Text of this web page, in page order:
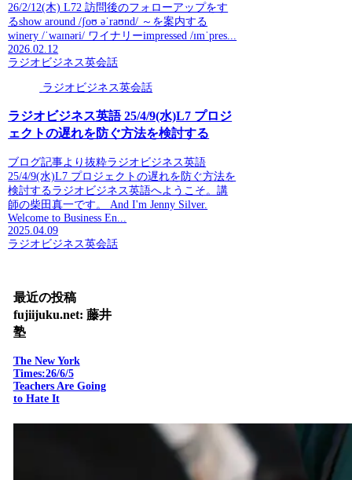
26/2/12(木) L72 訪問後のフォローアップをす
るshow around /ʃoʊ əˈraʊnd/ ～を案内する
winery /ˈwaɪnəri/ ワイナリーimpressed /ɪmˈpres...
2026.02.12
ラジオビジネス英会話
ラジオビジネス英会話
ラジオビジネス英語 25/4/9(水)L7 プロジ
ェクトの遅れを防ぐ方法を検討する
ブログ記事より抜粋ラジオビジネス英語
25/4/9(水)L7 プロジェクトの遅れを防ぐ方法を
検討するラジオビジネス英語へようこそ。講
師の柴田真一です。 And I'm Jenny Silver.
Welcome to Business En...
2025.04.09
ラジオビジネス英会話
最近の投稿
fujiijuku.net: 藤井
塾
The New York
Times:26/6/5
Teachers Are Going
to Hate It